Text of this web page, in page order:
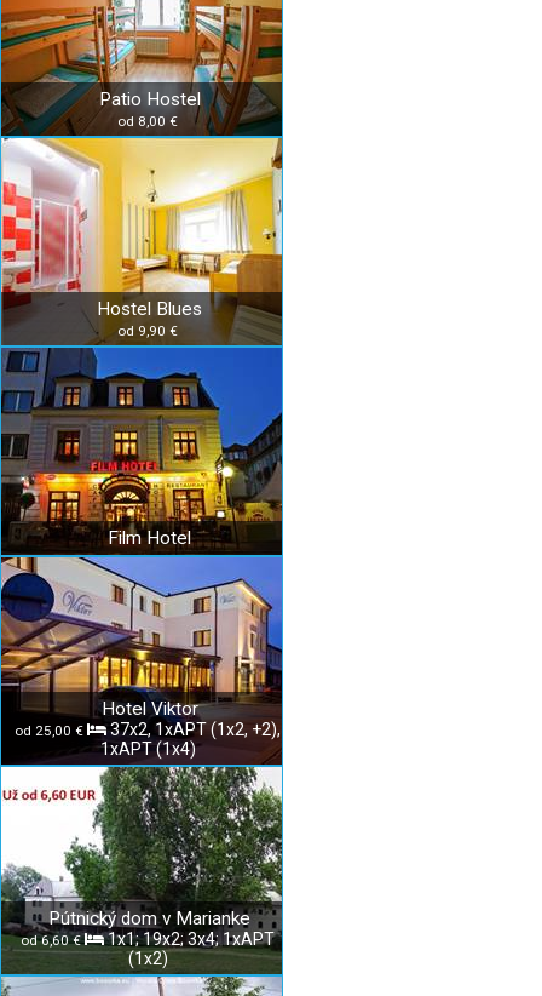
Patio Hostel
od 8,00 €
Hostel Blues
od 9,90 €
Film Hotel
Hotel Viktor
od 25,00 €
37x2, 1xAPT (1x2, +2),
1xAPT (1x4)
Pútnický dom v Marianke
od 6,60 €
1x1; 19x2; 3x4; 1xAPT
(1x2)